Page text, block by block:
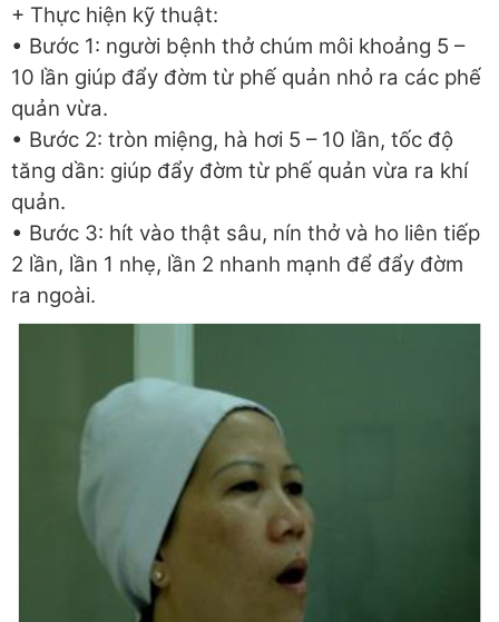
+ Thực hiện kỹ thuật:
• Bước 1: người bệnh thở chúm môi khoảng 5 –
10 lần giúp đẩy đờm từ phế quản nhỏ ra các phế
quản vừa.
• Bước 2: tròn miệng, hà hơi 5 – 10 lần, tốc độ
tăng dần: giúp đẩy đờm từ phế quản vừa ra khí
quản.
• Bước 3: hít vào thật sâu, nín thở và ho liên tiếp
2 lần, lần 1 nhẹ, lần 2 nhanh mạnh để đẩy đờm
ra ngoài.